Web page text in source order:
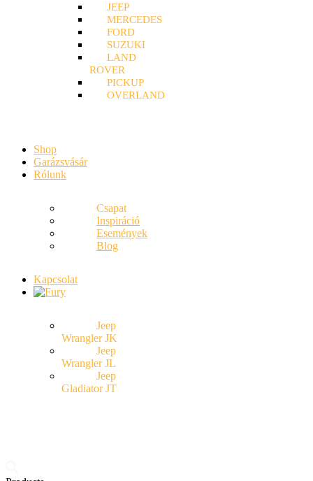
JEEP
MERCEDES
FORD
SUZUKI
LAND
ROVER
PICKUP
OVERLAND
Shop
Garázsvásár
Rólunk
Csapat
Inspiráció
Események
Blog
Kapcsolat
Jeep
Wrangler JK
Jeep
Wrangler JL
Jeep
Gladiator JT